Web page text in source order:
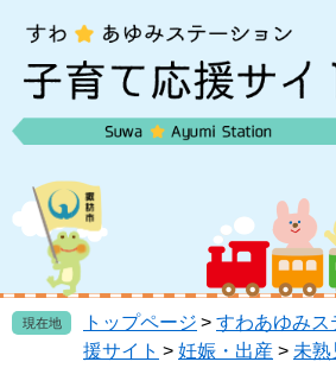
頭
。
飛
て
現在地 トップページ > すわあゆみ
援サイト > 妊娠・出産 > 未熟